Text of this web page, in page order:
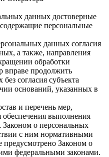
данных достоверные
персональные
данных согласия
а также, направления
обработки
вправе продолжить
согласия субъекта
оснований, указанных в
и перечень мер,
выполнения
Законом о персональных
с ним нормативными
Законом о
федеральными законами.